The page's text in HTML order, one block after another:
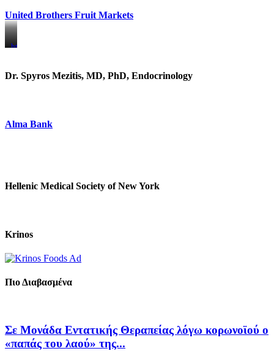
United Brothers Fruit Markets
https://www.unitedbrothersfruitmarkets.com/
https://www.unitedbrothersfruitmarkets.com/
Dr. Spyros Mezitis, MD, PhD, Endocrinology
Alma Bank
Hellenic Medical Society of New York
Krinos
Πιο Διαβασμένα
Σε Μονάδα Εντατικής Θεραπείας λόγω κορωνοϊού ο
«παπάς του λαού» της...